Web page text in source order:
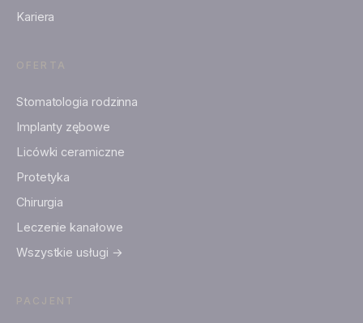
Kariera
OFERTA
Stomatologia rodzinna
Implanty zębowe
Licówki ceramiczne
Protetyka
Chirurgia
Leczenie kanałowe
Wszystkie usługi →
PACJENT